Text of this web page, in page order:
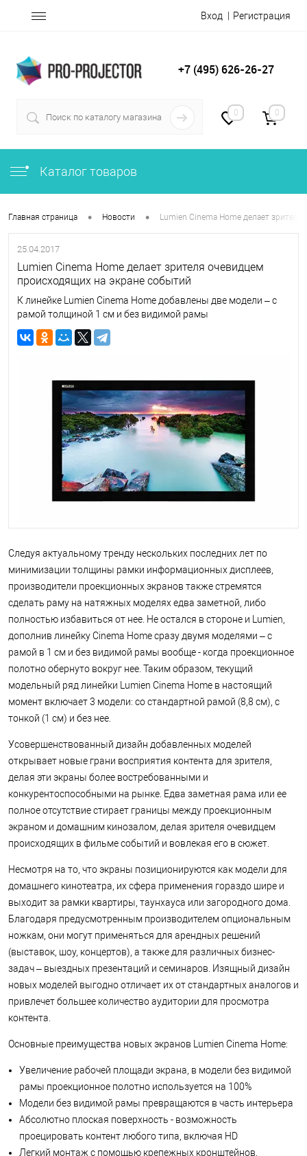
Вход Регистрация
+7 (495) 626-26-27
0 0
Каталог товаров
Главная страница • Новости • Lumien Cinema Home делает
25.04.2017
Lumien Cinema Home делает зрителя очевидцем
происходящих на экране событий
К линейке Lumien Cinema Home добавлены две модели – с
рамой толщиной 1 см и без видимой рамы
Следуя актуальному тренду нескольких последних лет по
минимизации толщины рамки информационных дисплеев,
производители проекционных экранов также стремятся
сделать раму на натяжных моделях едва заметной, либо
полностью избавиться от нее. Не остался в стороне и Lumien,
дополнив линейку Cinema Home сразу двумя моделями – с
рамой в 1 см и без видимой рамы вообще - когда проекционное
полотно обернуто вокруг нее. Таким образом, текущий
модельный ряд линейки Lumien Cinema Home в настоящий
момент включает 3 модели: со стандартной рамой (8,8 см), с
тонкой (1 см) и без нее.
Усовершенствованный дизайн добавленных моделей
открывает новые грани восприятия контента для зрителя,
делая эти экраны более востребованными и
конкурентоспособными на рынке. Едва заметная рама или ее
полное отсутствие стирает границы между проекционным
экраном и домашним кинозалом, делая зрителя очевидцем
происходящих в фильме событий и вовлекая его в сюжет.
Несмотря на то, что экраны позиционируются как модели для
домашнего кинотеатра, их сфера применения гораздо шире и
выходит за рамки квартиры, таунхауса или загородного дома.
Благодаря предусмотренным производителем опциональным
ножкам, они могут применяться для арендных решений
(выставок, шоу, концертов), а также для различных бизнес-
задач – выездных презентаций и семинаров. Изящный дизайн
новых моделей выгодно отличает их от стандартных аналогов и
привлечет большее количество аудитории для просмотра
контента.
Основные преимущества новых экранов Lumien Cinema Home:
Увеличение рабочей площади экрана, в модели без видимой
рамы проекционное полотно используется на 100%
Модели без видимой рамы превращаются в часть интерьера
Абсолютно плоская поверхность - возможность
проецировать контент любого типа, включая HD
Легкий монтаж с помощью крепежных кронштейнов,